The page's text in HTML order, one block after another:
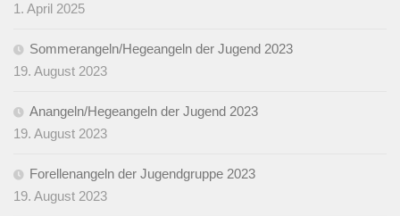
1. April 2025
Sommerangeln/Hegeangeln der Jugend 2023
19. August 2023
Anangeln/Hegeangeln der Jugend 2023
19. August 2023
Forellenangeln der Jugendgruppe 2023
19. August 2023